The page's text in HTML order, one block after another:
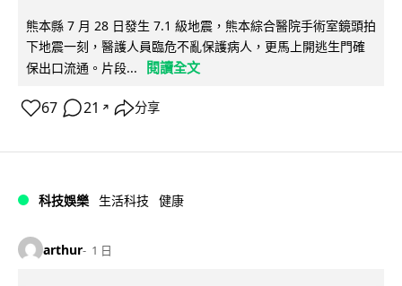
熊本縣 7 月 28 日發生 7.1 級地震，熊本綜合醫院手術室鏡頭拍
下地震一刻，醫護人員臨危不亂保護病人，更馬上開逃生門確
保出口流通。片段...
閱讀全文
67 21 ↗ 分享
科技娛樂 生活科技 健康
arthur 1 日